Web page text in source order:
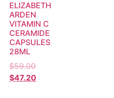
ELIZABETH
ARDEN
VITAMIN C
CERAMIDE
CAPSULES
28ML
$59.00
$47.20